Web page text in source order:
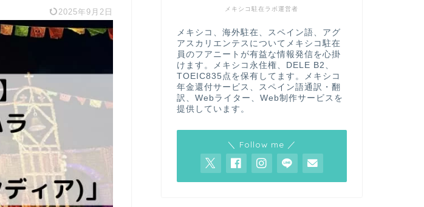
2025年9月2日 メキシコ駐在ラボ運営者
メキシコ、海外駐在、スペイン語、アグ
アスカリエンテスについてメキシコ駐在
員のフアニートが有益な情報発信を心掛
けます。メキシコ永住権、DELE B2、
TOEIC835点を保有してます。メキシコ
年金還付サービス、スペイン語通訳・翻
訳、Webライター、Web制作サービスを
提供しています。
＼ Follow me ／